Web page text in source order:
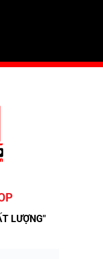
LƯỢNG"